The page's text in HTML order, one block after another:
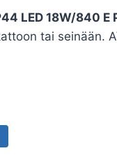
LED 18W/840 E
tai seinään.